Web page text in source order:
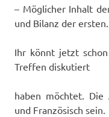
– Möglicher Inhalt
und Bilanz der ersten.
Ihr könnt jetzt
Treffen diskutiert
haben möchtet. Die
und Französisch sein.